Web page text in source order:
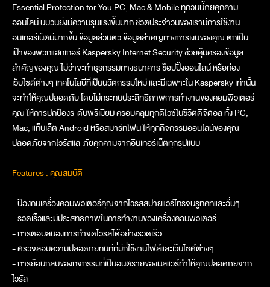
Essential Protection for You PC, Mac & Mobile ทุกวันนี้ภัยคุกคาม
ออนไลน์ นับวันยิ่งมีความรุนแรงขึ้นมาก ชีวิตประจำวันของเรามีการใช้งาน
อินเทอร์เน็ตมีมากขึ้น ข้อมูลส่วนตัว ข้อมูลสำคัญทางการเงินของคุณ ตกเป็น
เป้าของพวกแฮกเกอร์ Kaspersky Internet Security ช่วยคุ้มครองข้อมูล
สำคัญของคุณ ไม่ว่าจะทำธุรกรรมทางธนาคาร ช็อปปิ้งออนไลน์ หรือท่อง
เว็บไซต์ต่างๆ เทคโนโลยีที่เป็นนวัตกรรมใหม่ และมีเฉพาะใน Kaspersky เท่านั้น
จะทำให้คุณปลอดภัย โดยไม่กระทบประสิทธิภาพการทำงานของคอมพิวเตอร์
คุณ ให้การปกป้องระดับพรีเมียม ครอบคลุมทุกดีไวซ์ในชีวิตดิจิตอล ทั้ง PC,
Mac, แท็บเล็ต Android หรือสมาร์ทโฟน ให้ทุกกิจกรรมออนไลน์ของคุณ
ปลอดภัยจากไวรัสและภัยคุกคามจากอินเทอร์เน็ตทุกรุปแบบ
Features : คุณสมบัติ
- ป้องกันเครื่องคอมพิวเตอร์คุณจากไวรัสสปายแวร์โทรจันรูทคิทและอื่นๆ
- รวดเร็วและมีประสิทธิภาพในการทำงานของเครื่องคอมพิวเตอร์
- การตอบสนองการกำจัดไวรัสได้อย่างรวดเร็ว
- ตรวจสอบความปลอดภัยทันทีที่มีกี่ใช้งานไฟล์และเว็บไซต์ต่างๆ
- การย้อนกลับของกิจกรรมที่เป็นอันตรายของมัลแวร์ทำให้คุณปลอดภัยจาก
ไวรัส